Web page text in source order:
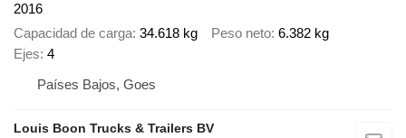
2016
Capacidad de carga 34.618 kg Peso neto 6.382 kg
Ejes 4
Países Bajos, Goes
Louis Boon Trucks & Trailers BV